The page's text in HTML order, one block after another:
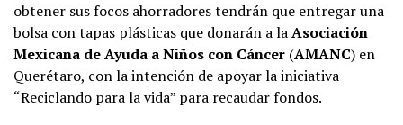
obtener sus focos ahorradores tendrán que entregar una
bolsa con tapas plásticas que donarán a laAsociación
Mexicana de Ayuda a Niños con Cáncer (AMANC) en
Querétaro, con la intención de apoyar la iniciativa
“Reciclando para la vida” para recaudar fondos.